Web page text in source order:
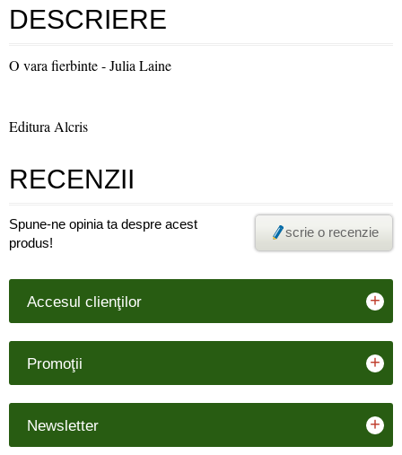
DESCRIERE
O vara fierbinte - Julia Laine
Editura Alcris
RECENZII
Spune-ne opinia ta despre acest
produs!
scrie o recenzie
Accesul clienţilor +
Promoţii +
Newsletter +